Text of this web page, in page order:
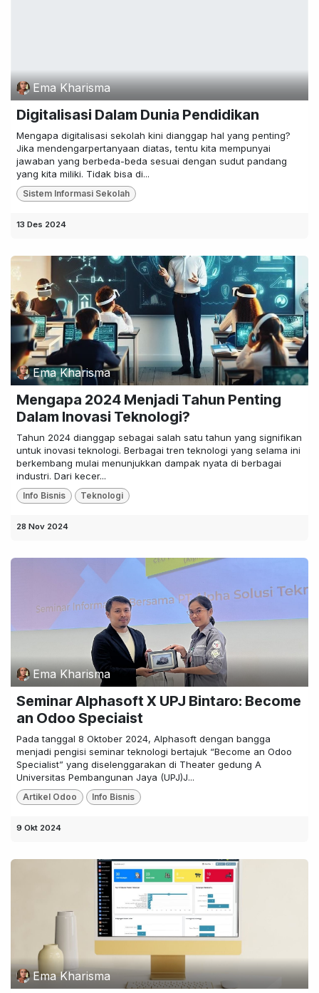
Ema Kharisma
Digitalisasi Dalam Dunia Pendidikan
Mengapa digitalisasi sekolah kini dianggap hal yang penting?
Jika mendengarpertanyaan diatas, tentu kita mempunyai
jawaban yang berbeda-beda sesuai dengan sudut pandang
yang kita miliki. Tidak bisa di...
Sistem Informasi Sekolah
13 Des 2024
Ema Kharisma
Mengapa 2024 Menjadi Tahun Penting
Dalam Inovasi Teknologi?
Tahun 2024 dianggap sebagai salah satu tahun yang signifikan
untuk inovasi teknologi. Berbagai tren teknologi yang selama ini
berkembang mulai menunjukkan dampak nyata di berbagai
industri. Dari kecer...
Info Bisnis Teknologi
28 Nov 2024
Ema Kharisma
Seminar Alphasoft X UPJ Bintaro: Become
an Odoo Speciaist
Pada tanggal 8 Oktober 2024, Alphasoft dengan bangga
menjadi pengisi seminar teknologi bertajuk “Become an Odoo
Specialist” yang diselenggarakan di Theater gedung A
Universitas Pembangunan Jaya (UPJ)J...
Artikel Odoo Info Bisnis
9 Okt 2024
Ema Kharisma